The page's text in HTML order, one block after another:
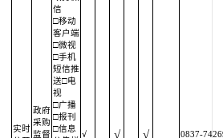
实时
政府
采购
监督
信
□移动
客户端
□微视
□手机
短信推
送□电
视
□广播
□报刊
□信息
√ √ √ 0837-